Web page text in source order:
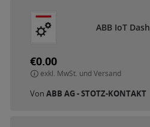
ABB IoT Dash
€0.00
exkl. MwSt. und Versand
Von ABB AG - STOTZ-KONTAKT